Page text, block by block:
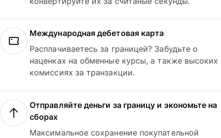
Международная дебетовая карта
Расплачиваетесь за границей? Забудьте о
наценках на обменные курсы, а также высоких
комиссиях за транзакции.
Отправляйте деньги за границу и экономьте на
сборах
Максимальное сохранение покупательной